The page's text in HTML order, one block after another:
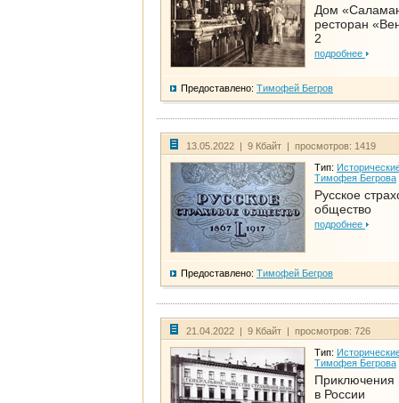
Дом
ресторан
2
подробнее
Предоставлено: Тимофей Бегров
13.05.2022 | 9 Кбайт | просмотров: 1419
Тип:
Тимофея Бегрова
Русское
общество
подробнее
Предоставлено: Тимофей Бегров
21.04.2022 | 9 Кбайт | просмотров: 726
Тип:
Тимофея Бегрова
Приключения
в России